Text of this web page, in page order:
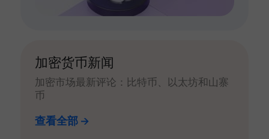
加密货币新闻
加密市场最新评论：比特币、以太坊和山寨
币
查看全部